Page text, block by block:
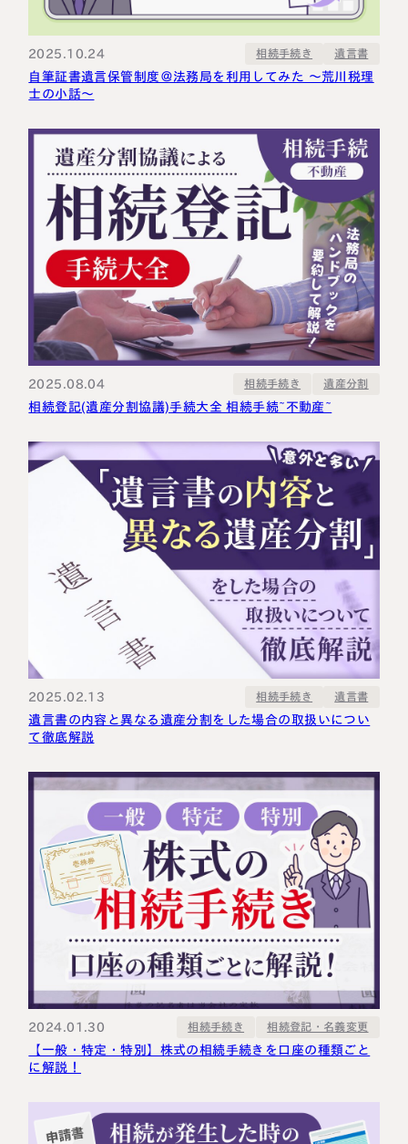
2025.10.24 相続手続き 遺言書
自筆証書遺言保管制度＠法務局を利用してみた ～荒川税理
士の小話～
2025.08.04 相続手続き 遺産分割
相続登記(遺産分割協議)手続大全 相続手続~不動産~
2025.02.13 相続手続き 遺言書
遺言書の内容と異なる遺産分割をした場合の取扱いについ
て徹底解説
2024.01.30 相続手続き 相続登記・名義変更
【一般・特定・特別】株式の相続手続きを口座の種類ごと
に解説！